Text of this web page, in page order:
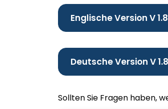
Englische Version V 1.8
Deutsche Version V1.8
Sollten Sie Fragen haben,